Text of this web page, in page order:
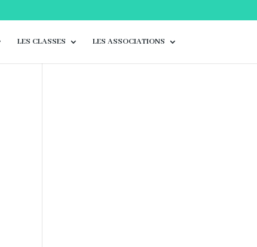
LES CLASSES LES ASSOCIATIONS